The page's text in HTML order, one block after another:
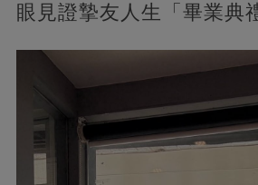
眼見證摯友人生「畢業典